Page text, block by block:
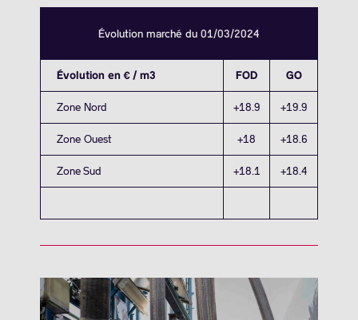
Évolution marché du 01/03/2024
Évolution en € / m3 FOD GO
Zone Nord +18.9 +19.9
Zone Ouest +18 +18.6
Zone Sud +18.1 +18.4